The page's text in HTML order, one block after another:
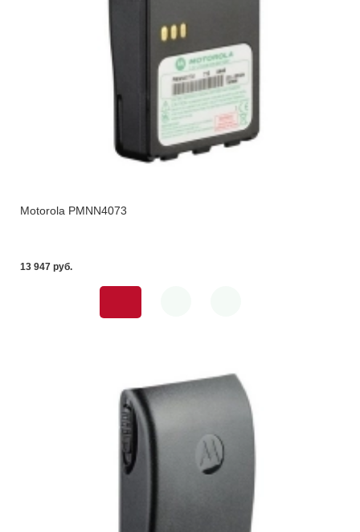
Motorola PMNN4073
13 947 pуб.